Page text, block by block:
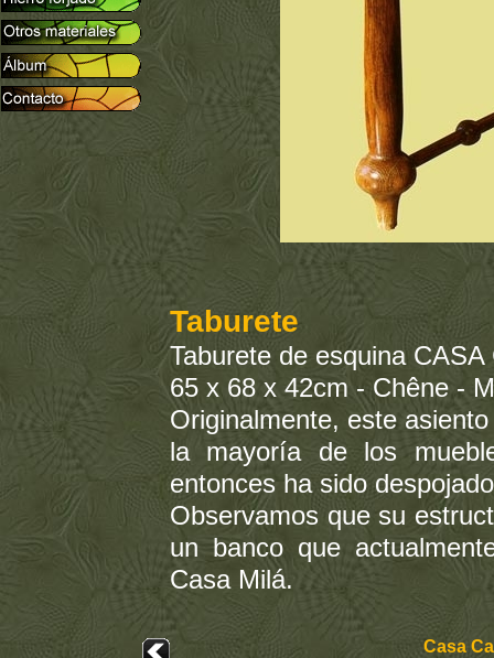
Taburete
Taburete de esquina CASA
65 x 68 x 42cm - Chêne -
Originalmente, este
la mayoría de los
entonces ha sido
Observamos que su
un banco que
Casa Milá.
Casa